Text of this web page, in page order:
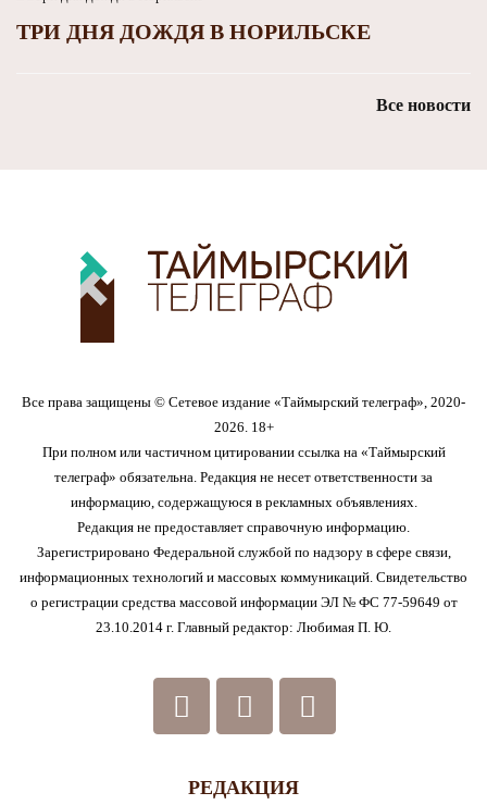
ТРИ ДНЯ ДОЖДЯ В НОРИЛЬСКЕ
Все новости
Все права защищены © Сетевое издание «Таймырский телеграф», 2020-
2026. 18+
При полном или частичном цитировании ссылка на «Таймырский
телеграф» обязательна. Редакция не несет ответственности за
информацию, содержащуюся в рекламных объявлениях.
Редакция не предоставляет справочную информацию.
Зарегистрировано Федеральной службой по надзору в сфере связи,
информационных технологий и массовых коммуникаций. Свидетельство
о регистрации средства массовой информации ЭЛ № ФС 77-59649 от
23.10.2014 г. Главный редактор: Любимая П. Ю.
РЕДАКЦИЯ